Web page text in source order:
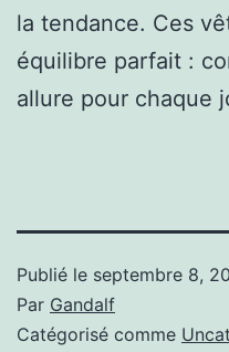
la tendance. Ces
équilibre parfait :
allure pour chaque
Publié le septembre 8,
Par Gandalf
Catégorisé comme